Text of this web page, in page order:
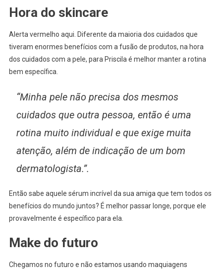
Hora do skincare
Alerta vermelho aqui. Diferente da maioria dos cuidados que
tiveram enormes benefícios com a fusão de produtos, na hora
dos cuidados com a pele, para Priscila é melhor manter a rotina
bem específica.
“Minha pele não precisa dos mesmos
cuidados que outra pessoa, então é uma
rotina muito individual e que exige muita
atenção, além de indicação de um bom
dermatologista.”.
Então sabe aquele sérum incrível da sua amiga que tem todos os
benefícios do mundo juntos? É melhor passar longe, porque ele
provavelmente é específico para ela.
Make do futuro
Chegamos no futuro e não estamos usando maquiagens